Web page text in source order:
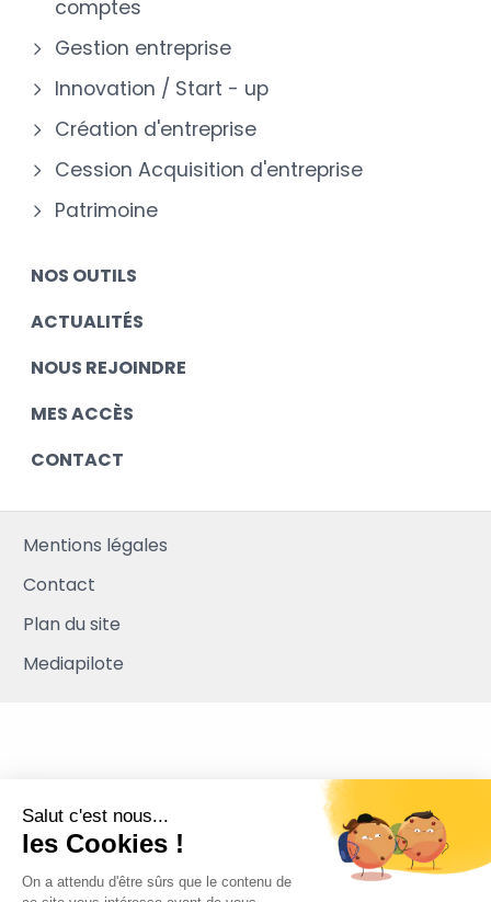
comptes
Gestion entreprise
Innovation / Start - up
Création d'entreprise
Cession Acquisition d'entreprise
Patrimoine
NOS OUTILS
ACTUALITÉS
NOUS REJOINDRE
MES ACCÈS
CONTACT
Mentions légales
Contact
Plan du site
Mediapilote
Salut c'est nous...
les Cookies !
On a attendu d'être sûrs que le contenu de